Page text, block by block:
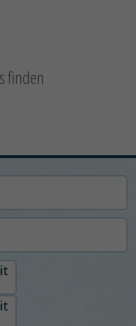
finden
auswählen